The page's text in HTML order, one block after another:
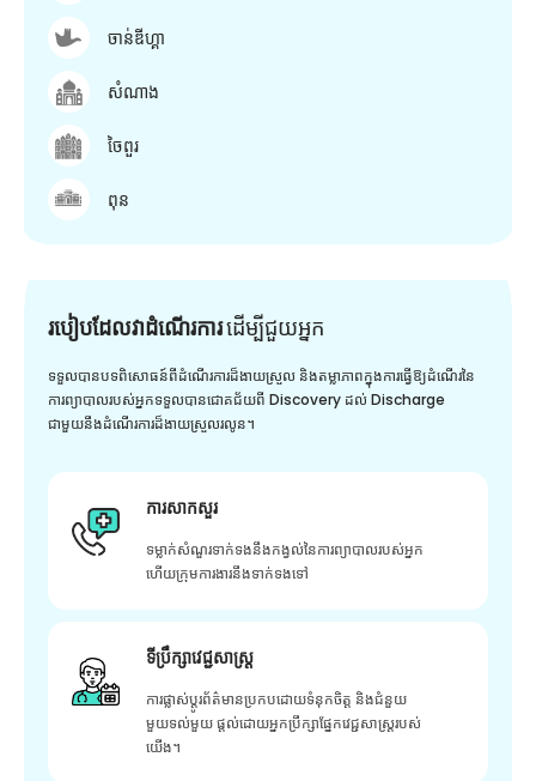
ចាន់ឌីហ្គា
សំណាង
ចៃពួរ
ពុន
របៀបដែលវាដំណើរការដើម្បី​ជួយ​អ្នក
ទទួលបានបទពិសោធន៍ពីដំណើរការដ៏ងាយស្រួល និងតម្លាភាពក្នុងការធ្វើឱ្យដំណើរនៃ
ការព្យាបាលរបស់អ្នកទទួលបានជោគជ័យពី Discovery ដល់ Discharge
ជាមួយនឹងដំណើរការដ៏ងាយស្រួលរលូន។
ការសាកសួរ
ទម្លាក់សំណួរទាក់ទងនឹងកង្វល់នៃការព្យាបាលរបស់អ្នក
ហើយក្រុមការងារនឹងទាក់ទងទៅ
ទីប្រឹក្សាវេជ្ជសាស្ត្រ
ការផ្លាស់ប្តូរព័ត៌មានប្រកបដោយទំនុកចិត្ត និងជំនួយ
មួយទល់មួយ ផ្តល់ដោយអ្នកប្រឹក្សាផ្នែកវេជ្ជសាស្រ្តរបស់
យើង។